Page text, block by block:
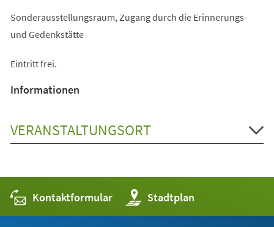
Sonderausstellungsraum, Zugang durch die Erinnerungs-
und Gedenkstätte
Eintritt frei.
Informationen
VERANSTALTUNGSORT
Kontaktformular Stadtplan
(Öffnet
in
einem